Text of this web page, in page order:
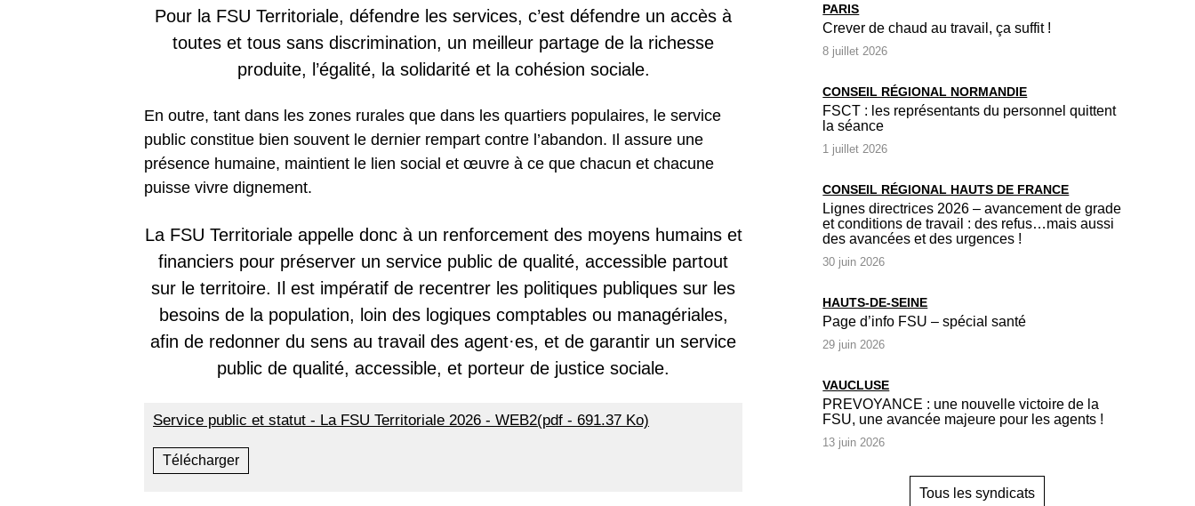
Pour la FSU Territoriale, défendre les services, c’est défendre un accès à
toutes et tous sans discrimination, un meilleur partage de la richesse
produite, l’égalité, la solidarité et la cohésion sociale.
En outre, tant dans les zones rurales que dans les quartiers populaires, le service
public constitue bien souvent le dernier rempart contre l’abandon. Il assure une
présence humaine, maintient le lien social et œuvre à ce que chacun et chacune
puisse vivre dignement.
La FSU Territoriale appelle donc à un renforcement des moyens humains et
financiers pour préserver un service public de qualité, accessible partout
sur le territoire. Il est impératif de recentrer les politiques publiques sur les
besoins de la population, loin des logiques comptables ou managériales,
afin de redonner du sens au travail des agent·es, et de garantir un service
public de qualité, accessible, et porteur de justice sociale.
Service public et statut - La FSU Territoriale 2026 - WEB2(pdf - 691.37 Ko)
Télécharger
PARIS
Crever de chaud au travail, ça suffit !
8 juillet 2026
CONSEIL RÉGIONAL NORMANDIE
FSCT : les représentants du personnel quittent
la séance
1 juillet 2026
CONSEIL RÉGIONAL HAUTS DE FRANCE
Lignes directrices 2026 – avancement de grade
et conditions de travail : des refus…mais aussi
des avancées et des urgences !
30 juin 2026
HAUTS-DE-SEINE
Page d’info FSU – spécial santé
29 juin 2026
VAUCLUSE
PREVOYANCE : une nouvelle victoire de la
FSU, une avancée majeure pour les agents !
13 juin 2026
Tous les syndicats